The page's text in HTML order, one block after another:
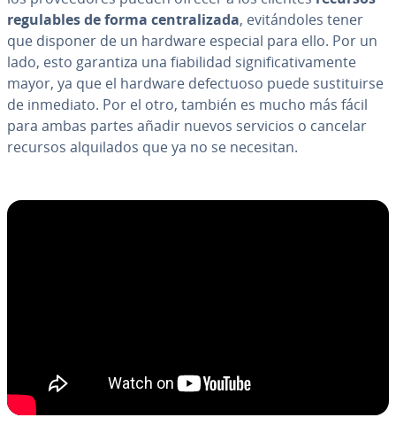
re­gu­la­bles de forma ce­n­tra­li­za­da, evi­tá­n­do­les tener
que disponer de un hardware especial para ello. Por un
lado, esto garantiza una fia­bi­li­dad si­g­ni­fi­ca­ti­va­me­n­te
mayor, ya que el hardware de­fe­c­tuo­so puede su­s­ti­tui­r­se
de inmediato. Por el otro, también es mucho más fácil
para ambas partes añadir nuevos servicios o cancelar
recursos al­qui­la­dos que ya no se necesitan.